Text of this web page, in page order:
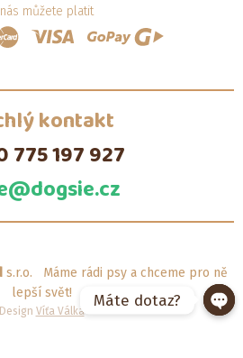
můžete platit
kontakt
775 197 927
s.r.o. Máme rádi psy a chceme pro ně
lepší svět!
Design Víťa Válka
Máte dotaz?